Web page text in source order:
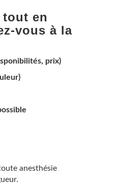
en
vous à la
prix)
anesthésie